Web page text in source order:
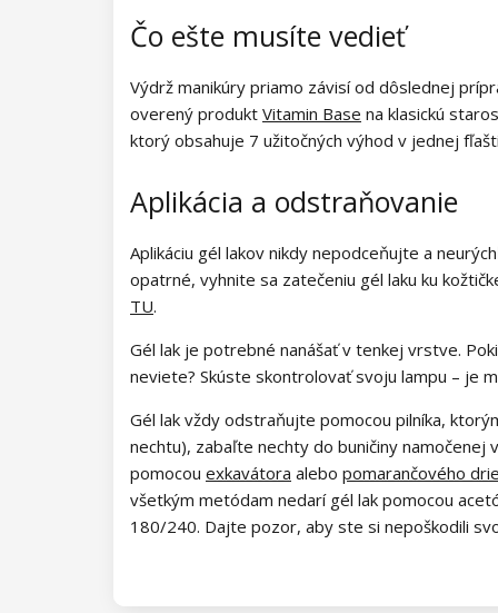
Kolekcia Pastel Candy
Kolekcia Army Lady
Kolekcia Romantic Sunset
Kolekcia Paradise Dream
Kolekcia Ocean Drive
Kolekcia Pure Beauty
Kolekcia Cupcake
Kolekcia Time to Warm Up
Kolekcia Let It Snow!
Čo ešte musíte vedieť
Výdrž manikúry priamo závisí od dôslednej
overený produkt Vitamin Base na klasickú
ktorý obsahuje 7 užitočných výhod v jednej
Aplikácia a odstraňovanie
Aplikáciu gél lakov nikdy nepodceňujte a
opatrné, vyhnite sa zatečeniu gél laku ku
TU.
Gél lak je potrebné nanášať v tenkej vrstve.
neviete? Skúste skontrolovať svoju lampu – je
Gél lak vždy odstraňujte pomocou pilníka,
nechtu), zabaľte nechty do buničiny
pomocou exkavátora alebo pomarančového
všetkým metódam nedarí gél lak pomocou
180/240. Dajte pozor, aby ste si nepoškodili